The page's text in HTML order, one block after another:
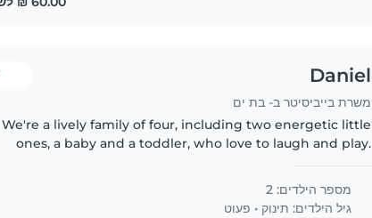
Daniel
משרת בייביסיטר ב- בת ים
We're a lively family of four, including two energetic little
ones, a baby and a toddler, who love to laugh and play.
מספר הילדים: 2
גיל הילדים: תינוק • פעוט